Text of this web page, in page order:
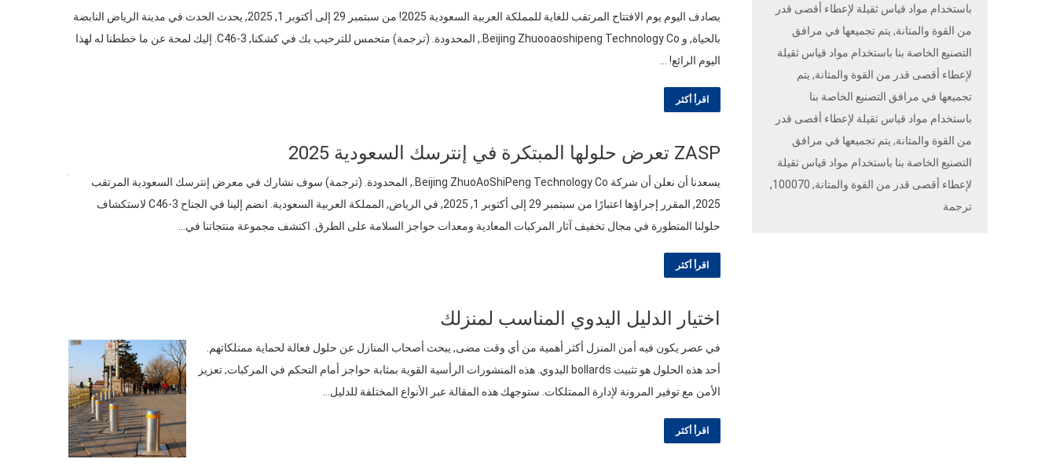
يصادف اليوم يوم الافتتاح المرتقب للغاية للمملكة العربية السعودية 2025! من سبتمبر 29 إلى أكتوبر 1, 2025, يحدث الحدث في مدينة الرياض النابضة
بالحياة, و Beijing Zhuooaoshipeng Technology Co., المحدودة. (ترجمة) متحمس للترحيب بك في كشكنا, 3-C46. إليك لمحة عن ما خططنا له لهذا
اليوم الرائع! …
اقرأ أكثر
ZASP تعرض حلولها المبتكرة في إنترسك السعودية 2025
يسعدنا أن نعلن أن شركة Beijing ZhuoAoShiPeng Technology Co., المحدودة. (ترجمة) سوف نشارك في معرض إنترسك السعودية المرتقب
2025, المقرر إجراؤها اعتبارًا من سبتمبر 29 إلى أكتوبر 1, 2025, في الرياض, المملكة العربية السعودية. انضم إلينا في الجناح 3-C46 لاستكشاف
حلولنا المتطورة في مجال تخفيف آثار المركبات المعادية ومعدات حواجز السلامة على الطرق. اكتشف مجموعة منتجاتنا في…
اقرأ أكثر
اختيار الدليل اليدوي المناسب لمنزلك
في عصر يكون فيه أمن المنزل أكثر أهمية من أي وقت مضى, يبحث أصحاب المنازل عن حلول فعالة لحماية ممتلكاتهم.
أحد هذه الحلول هو تثبيت bollards اليدوي. هذه المنشورات الرأسية القوية بمثابة حواجز أمام التحكم في المركبات, تعزيز
الأمن مع توفير المرونة لإدارة الممتلكات. ستوجهك هذه المقالة عبر الأنواع المختلفة للدليل…
اقرأ أكثر
باستخدام مواد قياس ثقيلة لإعطاء أقصى قدر
من القوة والمتانة, يتم تجميعها في مرافق
التصنيع الخاصة بنا باستخدام مواد قياس ثقيلة
لإعطاء أقصى قدر من القوة والمتانة, يتم
تجميعها في مرافق التصنيع الخاصة بنا
باستخدام مواد قياس ثقيلة لإعطاء أقصى قدر
من القوة والمتانة, يتم تجميعها في مرافق
التصنيع الخاصة بنا باستخدام مواد قياس ثقيلة
لإعطاء أقصى قدر من القوة والمتانة, 100070,
ترجمة